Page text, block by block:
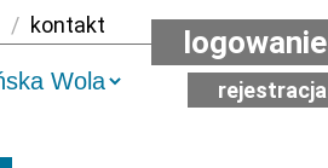
/ kontakt logowanie
rejestracja